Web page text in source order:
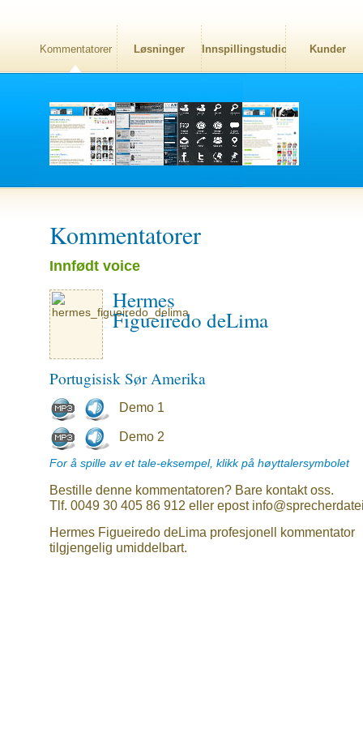
Kommentatorer Løsninger Innspillingstudio Kunder
Kommentatorer
Innfødt voice
Hermes
Figueiredo deLima
Portugisisk Sør Amerika
Demo 1
Demo 2
For å spille av et tale-eksempel, klikk på høyttalersymbolet
Bestille denne kommentatoren? Bare kontakt oss.
Tlf. 0049 30 405 86 912 eller epost
Hermes Figueiredo deLima profesjonell kommentator
tilgjengelig umiddelbart.